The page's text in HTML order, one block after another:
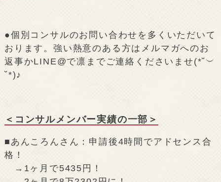
●個別コンサルのお問い合わせを多くいただいて
おります。強い熱意のある方はメルマガへのお
返事かLINE@で凛までご連絡くださいませ(*˘︶
˘*)♪
＜コンサルメンバー実績の一部＞
■あんころんさん：申請後4時間でアドセンス合
格！
→1ヶ月で5435円！